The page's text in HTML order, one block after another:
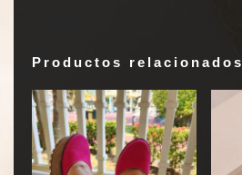
Productos relacionados